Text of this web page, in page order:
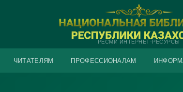
РЕСМИ ИНТЕРНЕТ-РЕСУРСЫ
ЧИТАТЕЛЯМ ПРОФЕССИОНАЛАМ